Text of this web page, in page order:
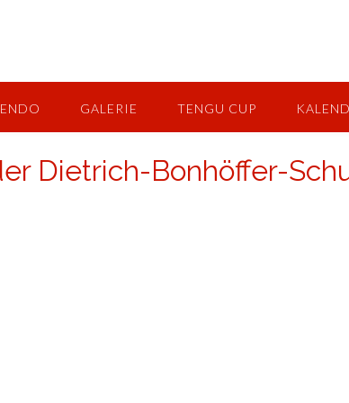
GALERIE TENGU CUP
Dietrich-Bonhöffer-